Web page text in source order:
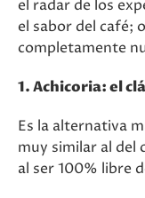
el radar de los
el sabor del café;
completamente
1. Achicoria: el
Es la alternativa
muy similar al del
al ser 100% libre